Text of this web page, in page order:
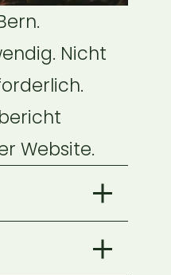
Nicht
Website.